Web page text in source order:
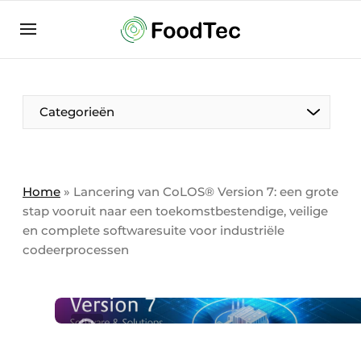
Bedrijven
Bedrijven
Direct contact
Eigen content aanleveren
Evenement aanmelden
Meest gelezen
Nieuwsbrief
Categorieën
Home » Lancering van CoLOS® Version 7: een grote
stap vooruit naar een toekomstbestendige, veilige
en complete softwaresuite voor industriële
codeerprocessen